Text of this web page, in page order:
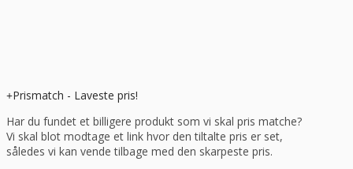
Prismatch - Laveste pris!
Har du fundet et billigere produkt som vi skal pris matche?
Vi skal blot modtage et link hvor den tiltalte pris er set,
således vi kan vende tilbage med den skarpeste pris.